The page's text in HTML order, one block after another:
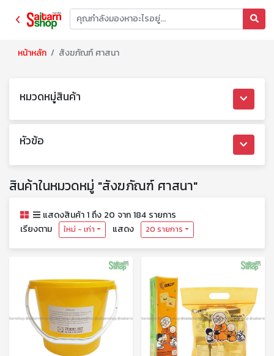
หน้าหลัก สังฆภัณฑ์ ศาสนา
หมวดหมู่สินค้า
หัวข้อ
สินค้าในหมวดหมู่ "สังฆภัณฑ์ ศาสนา"
แสดงสินค้า 1 ถึง 20 จาก 184 รายการ
เรียงตาม
ใหม่ - เก่า แสดง 20 รายการ